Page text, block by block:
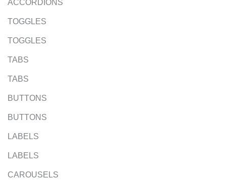
ACCORDIONS
TOGGLES
TOGGLES
TABS
TABS
BUTTONS
BUTTONS
LABELS
LABELS
CAROUSELS